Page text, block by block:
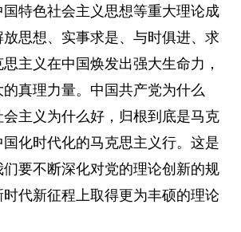
国特色社会主义思想等重大理论成
思想、实事求是、与时俱进、求
主义在中国焕发出强大生命力，
真理力量。中国共产党为什么
主义为什么好，归根到底是马克
化时代化的马克思主义行。这是
们要不断深化对党的理论创新的规
代新征程上取得更为丰硕的理论